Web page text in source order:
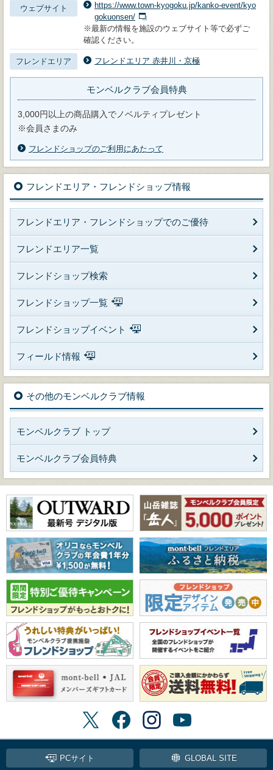
ウェブサイト
https://www.town-kyogoku.jp/kanko-event/kyo
gokuonsen/
※最新の情報を施設のウェブサイト等で必ずご
確認ください。
フレンドエリア フレンドエリア 赤井川・京極
モンベルクラブ会員特典
3,000円以上の商品購入でノベルティプレゼント
※会員さまのみ
フレンドショップのご利用にあたって
フレンドエリア・フレンドショップ情報
フレンドエリア・フレンドショップでのご優待
フレンドエリア一覧
フレンドショップ検索
フレンドショップ一覧
フレンドショップイベント
フィールド情報
その他のモンベルクラブ情報
モンベルクラブ トップ
モンベルクラブ会員特典
PCサイト GLOBAL SITE